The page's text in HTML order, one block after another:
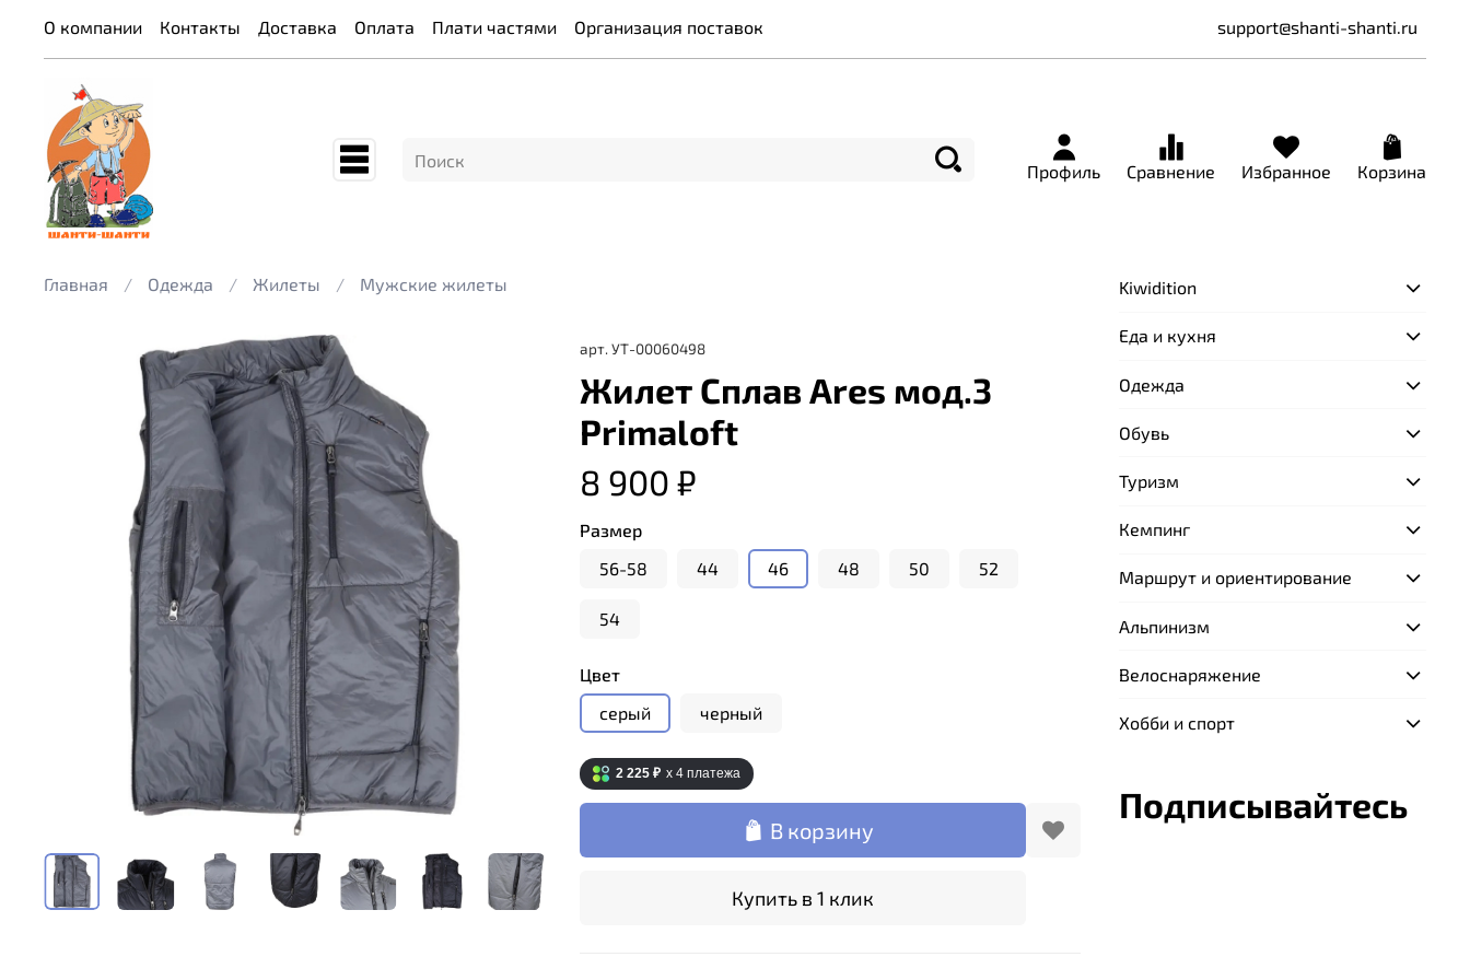
О компании Контакты Доставка Оплата Плати частями Организация поставок support@shanti-shanti.ru
Профиль Сравнение Избранное Корзина
Главная Одежда Жилеты Мужские жилеты
арт. УТ-00060498
Жилет Сплав Ares мод.3
Primaloft
8 900 ₽
Размер
56-58
44 46 48 50 52
54
Цвет
серый
черный
2 225 ₽ x 4 платежа
В корзину
Купить в 1 клик
Kiwidition
Еда и кухня
Одежда
Обувь
Туризм
Кемпинг
Маршрут и ориентирование
Альпинизм
Велоснаряжение
Хобби и спорт
Подписывайтесь